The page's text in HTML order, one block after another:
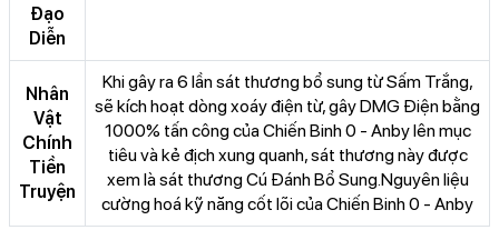
Đạo
Diễn
Nhân
Vật
Chính
Tiền
Truyện
Khi gây ra 6 lần sát thương bổ sung từ Sấm Trắng,
sẽ kích hoạt dòng xoáy điện từ, gây DMG Điện bằng
1000% tấn công của Chiến Binh 0 - Anby lên mục
tiêu và kẻ địch xung quanh, sát thương này được
xem là sát thương Cú Đánh Bổ Sung.Nguyên liệu
cường hoá kỹ năng cốt lõi của Chiến Binh 0 - Anby